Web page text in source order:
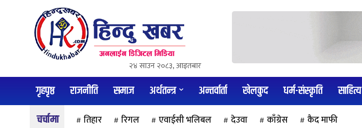
२४ साउन २०८३, आइतबार
गृहपृष्ठ राजनीति समाज अर्थतन्त्र अन्तर्वार्ता खेलकुद धर्म-संस्कृति साहित्य
तिहार रिगल एवाईसी भलिबल देउवा काँग्रेस कैद माफी